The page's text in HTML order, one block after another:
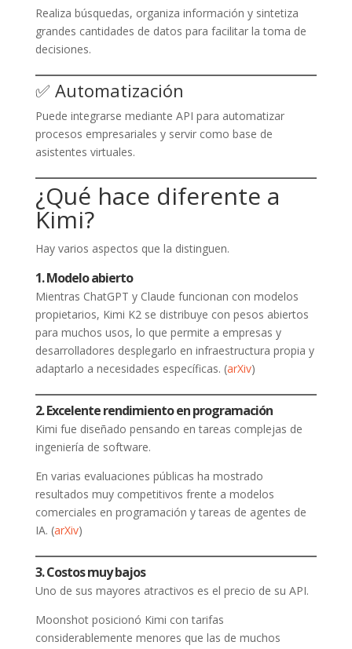
Realiza búsquedas, organiza información y sintetiza
grandes cantidades de datos para facilitar la toma de
decisiones.
✅ Automatización
Puede integrarse mediante API para automatizar
procesos empresariales y servir como base de
asistentes virtuales.
¿Qué hace diferente a
Kimi?
Hay varios aspectos que la distinguen.
1. Modelo abierto
Mientras ChatGPT y Claude funcionan con modelos
propietarios, Kimi K2 se distribuye con pesos abiertos
para muchos usos, lo que permite a empresas y
desarrolladores desplegarlo en infraestructura propia y
adaptarlo a necesidades específicas. (arXiv)
2. Excelente rendimiento en programación
Kimi fue diseñado pensando en tareas complejas de
ingeniería de software.
En varias evaluaciones públicas ha mostrado
resultados muy competitivos frente a modelos
comerciales en programación y tareas de agentes de
IA. (arXiv)
3. Costos muy bajos
Uno de sus mayores atractivos es el precio de su API.
Moonshot posicionó Kimi con tarifas
considerablemente menores que las de muchos